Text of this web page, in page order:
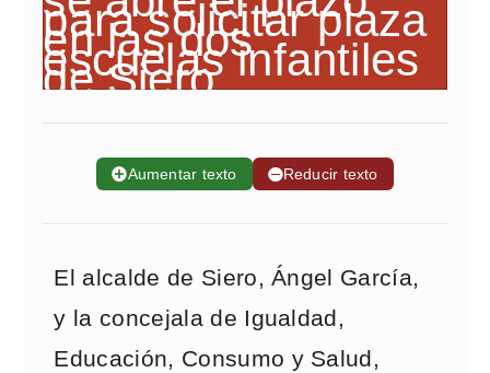
➕Aumentar texto ➖Reducir texto
El alcalde de Siero, Ángel García,
y la concejala de Igualdad,
Educación, Consumo y Salud,